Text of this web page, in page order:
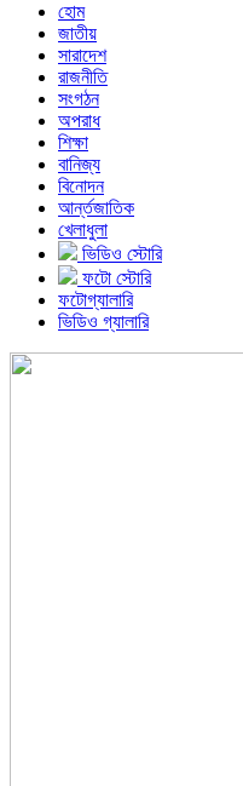
হোম
জাতীয়
সারাদেশ
রাজনীতি
সংগঠন
অপরাধ
শিক্ষা
বানিজ্য
বিনোদন
আর্ন্তজাতিক
খেলাধুলা
ভিডিও স্টোরি
ফটো স্টোরি
ফটোগ্যালারি
ভিডিও গ্যালারি